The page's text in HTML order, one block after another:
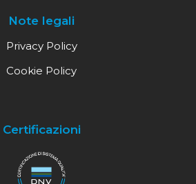
Note legali
Privacy Policy
Cookie Policy
Certificazioni